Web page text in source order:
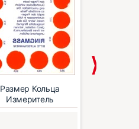
Размер Кольца
Измеритель